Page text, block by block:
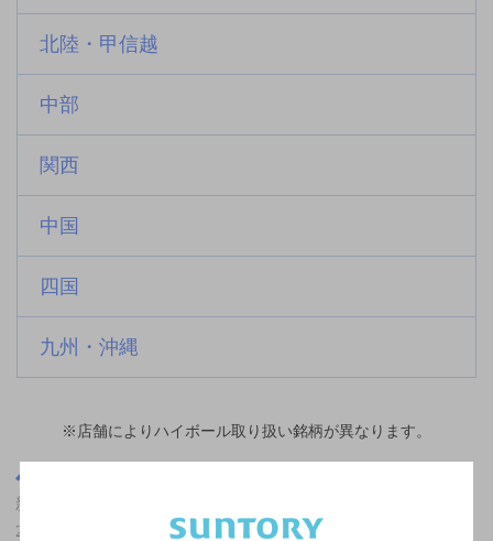
北陸・甲信越
中部
関西
中国
四国
九州・沖縄
※店舗によりハイボール取り扱い銘柄が異なります。
新王寺駅(奈良県)周辺500m,マスターズドリームが飲める,結婚式の
2次会におすすめのお店